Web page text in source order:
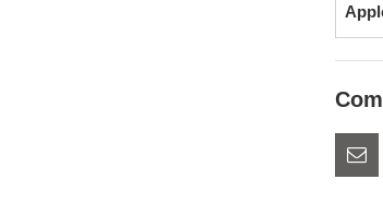
Estes
links